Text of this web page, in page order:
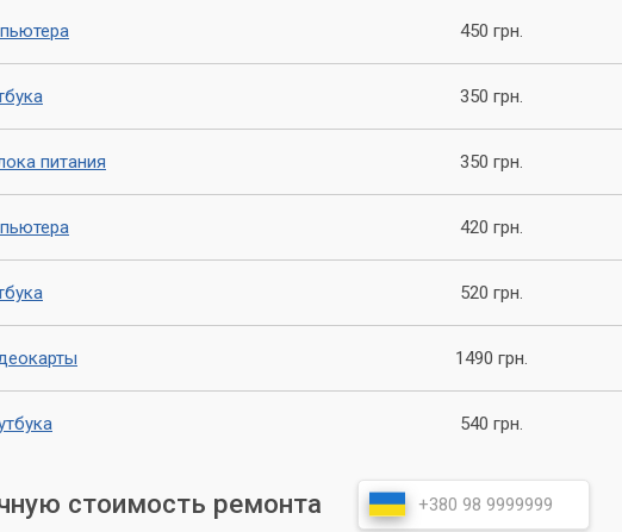
комплектующими
проведенных работ
помочь вам быстро и качественно. А также мы можем предложить
чтобы вы могли пользоваться им долгое время.
450 грн.
350 грн.
питания 350 грн.
420 грн.
520 грн.
1490 грн.
540 грн.
стоимость ремонта